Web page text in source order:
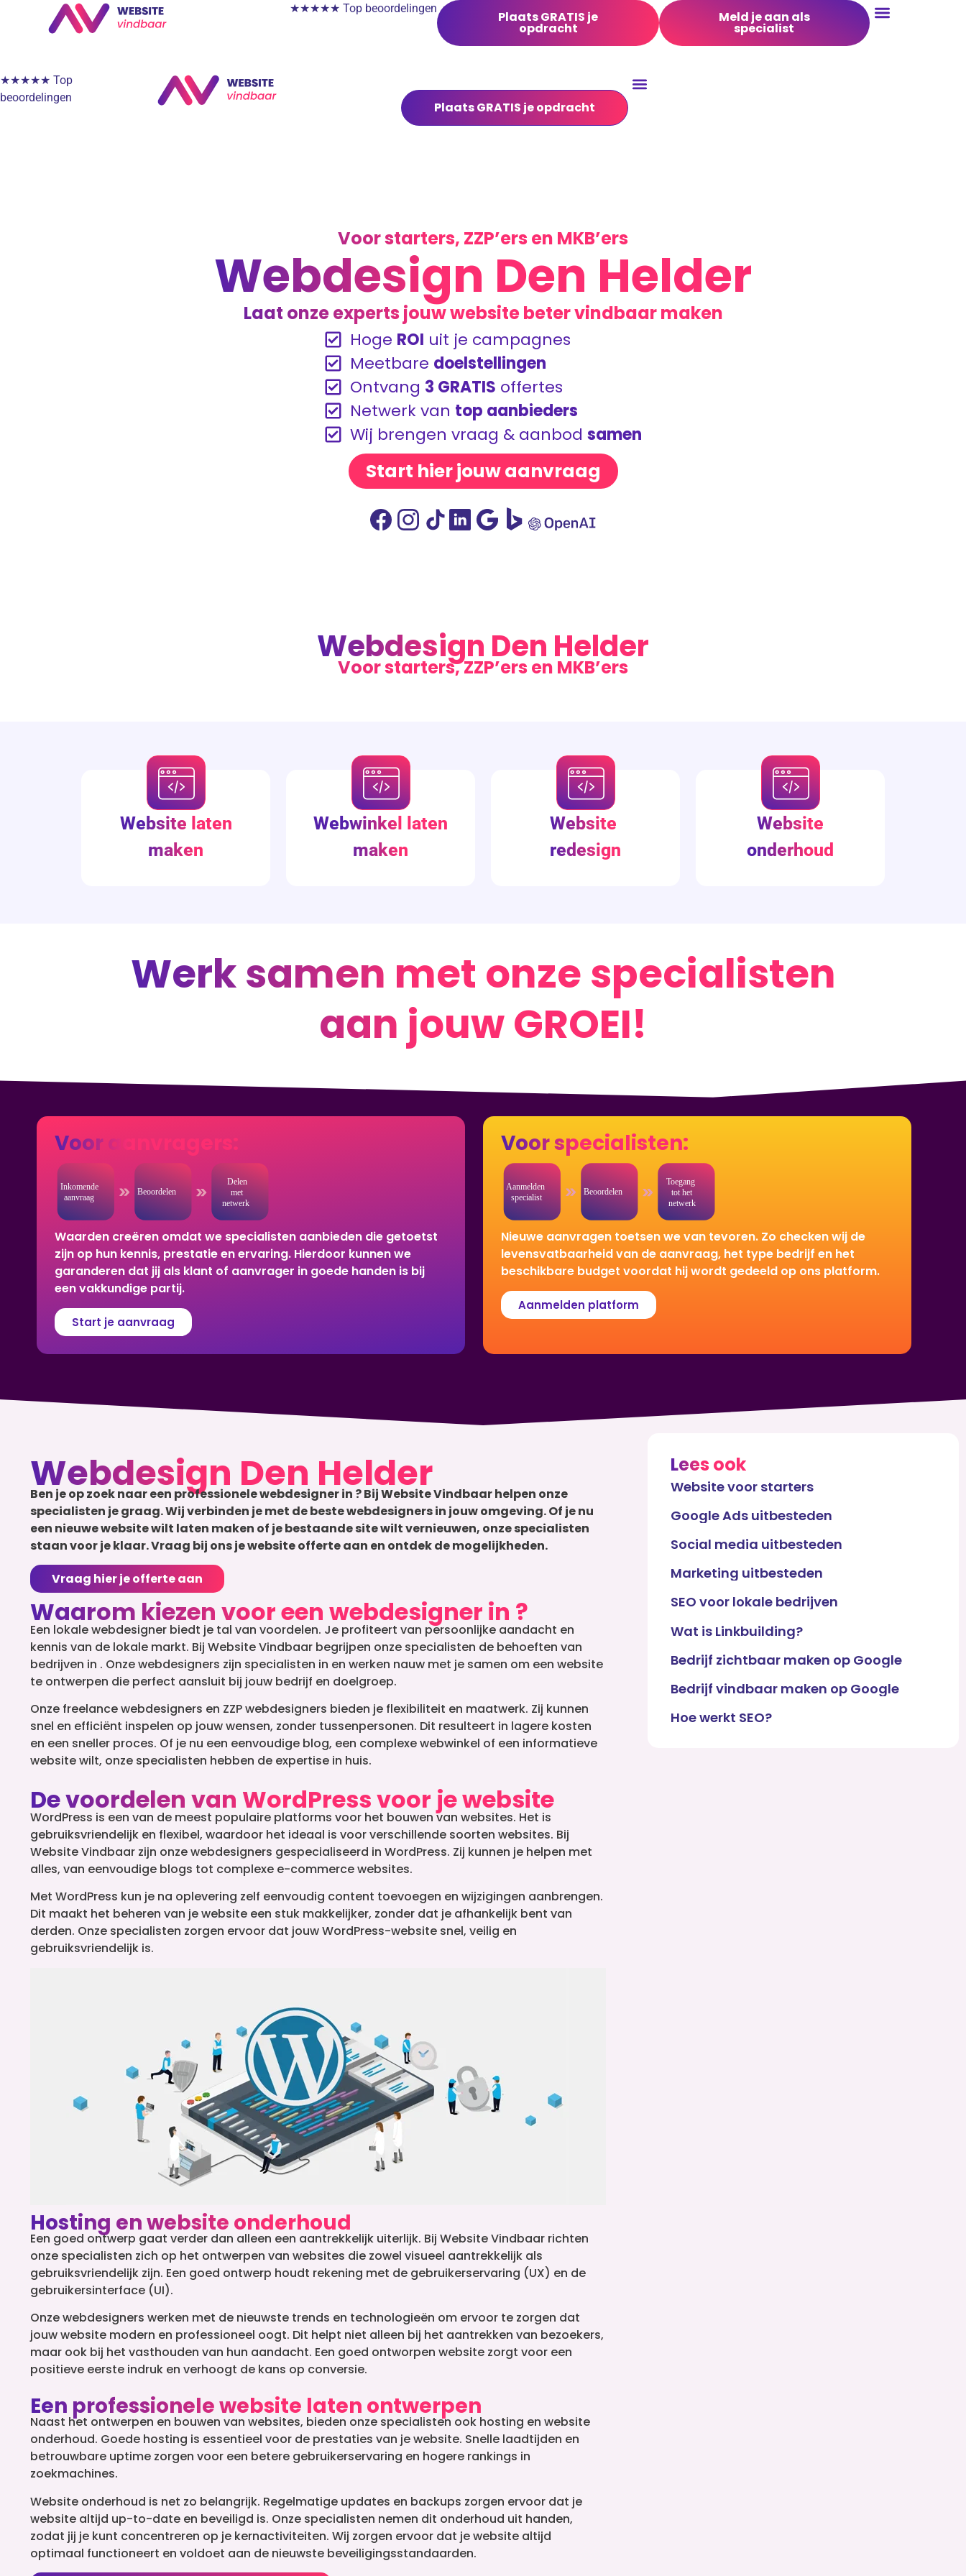
★★★★★ Top beoordelingen
Plaats GRATIS je
opdracht
Meld je aan als
specialist
★★★★★ Top
beoordelingen
Plaats GRATIS je opdracht
Voor starters, ZZP’ers en MKB’ers
Webdesign Den Helder
Laat onze experts jouw website beter vindbaar maken
Hoge ROI uit je campagnes
Meetbare doelstellingen
Ontvang 3 GRATIS offertes
Netwerk van top aanbieders
Wij brengen vraag & aanbodsamen
Start hier jouw aanvraag
Webdesign Den Helder
Voor starters, ZZP’ers en MKB’ers
Website laten
maken
Webwinkel laten
maken
Website
redesign
Website
onderhoud
Werk samen met onze specialisten
aan jouw GROEI!
Voor aanvragers:
Waarden creëren omdat we specialisten aanbieden die getoetst
zijn op hun kennis, prestatie en ervaring. Hierdoor kunnen we
garanderen dat jij als klant of aanvrager in goede handen is bij
een vakkundige partij.
Start je aanvraag
Voor specialisten:
Nieuwe aanvragen toetsen we van tevoren. Zo checken wij de
levensvatbaarheid van de aanvraag, het type bedrijf en het
beschikbare budget voordat hij wordt gedeeld op ons platform.
Aanmelden platform
Webdesign Den Helder
Ben je op zoek naar een professionele webdesigner in ? Bij Website Vindbaar helpen onze
specialisten je graag. Wij verbinden je met de beste webdesigners in jouw omgeving. Of je nu
een nieuwe website wilt laten maken of je bestaande site wilt vernieuwen, onze specialisten
staan voor je klaar. Vraag bij ons je website offerte aan en ontdek de mogelijkheden.
Vraag hier je offerte aan
Waarom kiezen voor een webdesigner in ?
Een lokale webdesigner biedt je tal van voordelen. Je profiteert van persoonlijke aandacht en
kennis van de lokale markt. Bij Website Vindbaar begrijpen onze specialisten de behoeften van
bedrijven in . Onze webdesigners zijn specialisten in en werken nauw met je samen om een website
te ontwerpen die perfect aansluit bij jouw bedrijf en doelgroep.
Onze freelance webdesigners en ZZP webdesigners bieden je flexibiliteit en maatwerk. Zij kunnen
snel en efficiënt inspelen op jouw wensen, zonder tussenpersonen. Dit resulteert in lagere kosten
en een sneller proces. Of je nu een eenvoudige blog, een complexe webwinkel of een informatieve
website wilt, onze specialisten hebben de expertise in huis.
De voordelen van WordPress voor je website
WordPress is een van de meest populaire platforms voor het bouwen van websites. Het is
gebruiksvriendelijk en flexibel, waardoor het ideaal is voor verschillende soorten websites. Bij
Website Vindbaar zijn onze webdesigners gespecialiseerd in WordPress. Zij kunnen je helpen met
alles, van eenvoudige blogs tot complexe e-commerce websites.
Met WordPress kun je na oplevering zelf eenvoudig content toevoegen en wijzigingen aanbrengen.
Dit maakt het beheren van je website een stuk makkelijker, zonder dat je afhankelijk bent van
derden. Onze specialisten zorgen ervoor dat jouw WordPress-website snel, veilig en
gebruiksvriendelijk is.
Hosting en website onderhoud
Een goed ontwerp gaat verder dan alleen een aantrekkelijk uiterlijk. Bij Website Vindbaar richten
onze specialisten zich op het ontwerpen van websites die zowel visueel aantrekkelijk als
gebruiksvriendelijk zijn. Een goed ontwerp houdt rekening met de gebruikerservaring (UX) en de
gebruikersinterface (UI).
Onze webdesigners werken met de nieuwste trends en technologieën om ervoor te zorgen dat
jouw website modern en professioneel oogt. Dit helpt niet alleen bij het aantrekken van bezoekers,
maar ook bij het vasthouden van hun aandacht. Een goed ontworpen website zorgt voor een
positieve eerste indruk en verhoogt de kans op conversie.
Een professionele website laten ontwerpen
Naast het ontwerpen en bouwen van websites, bieden onze specialisten ook hosting en website
onderhoud. Goede hosting is essentieel voor de prestaties van je website. Snelle laadtijden en
betrouwbare uptime zorgen voor een betere gebruikerservaring en hogere rankings in
zoekmachines.
Website onderhoud is net zo belangrijk. Regelmatige updates en backups zorgen ervoor dat je
website altijd up-to-date en beveiligd is. Onze specialisten nemen dit onderhoud uit handen,
zodat jij je kunt concentreren op je kernactiviteiten. Wij zorgen ervoor dat je website altijd
optimaal functioneert en voldoet aan de nieuwste beveiligingsstandaarden.
Lees ook
Website voor starters
Google Ads uitbesteden
Social media uitbesteden
Marketing uitbesteden
SEO voor lokale bedrijven
Wat is Linkbuilding?
Bedrijf zichtbaar maken op Google
Bedrijf vindbaar maken op Google
Hoe werkt SEO?